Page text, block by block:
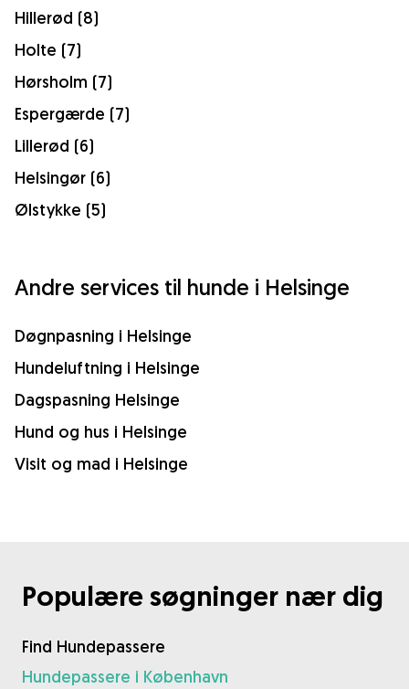
Hillerød (8)
Holte (7)
Hørsholm (7)
Espergærde (7)
Lillerød (6)
Helsingør (6)
Ølstykke (5)
Andre services til hunde i Helsinge
Døgnpasning i Helsinge
Hundeluftning i Helsinge
Dagspasning Helsinge
Hund og hus i Helsinge
Visit og mad i Helsinge
Populære søgninger nær dig
Find Hundepassere
Hundepassere i København